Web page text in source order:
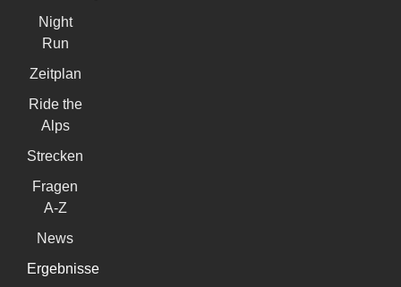
Night
Run
Zeitplan
Ride the
Alps
Strecken
Fragen
A-Z
News
Ergebnisse